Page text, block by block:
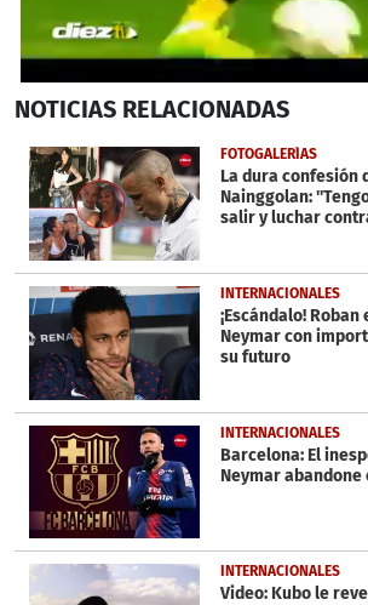
seconds
50
seconds
NOTICIAS RELACIONADAS
FOTOGALERÍAS
La dura confesión
Nainggolan:
salir y luchar
INTERNACIONALES
¡Escándalo!
Neymar con
su futuro
INTERNACIONALES
Barcelona: El
Neymar abandone
INTERNACIONALES
Video: Kubo le